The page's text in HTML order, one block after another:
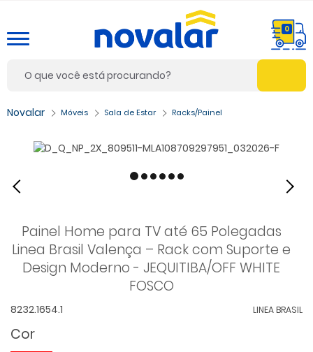
0
Móveis Sala de Estar Racks/Painel
Painel Home para TV até 65 Polegadas
Linea Brasil Valença – Rack com Suporte e
Design Moderno - JEQUITIBA/OFF WHITE
FOSCO
LINEA BRASIL
8232.1654.1
Cor